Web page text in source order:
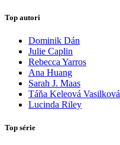
Top autori
Dominik Dán
Julie Caplin
Rebecca Yarros
Ana Huang
Sarah J. Maas
Táňa Keleová Vasilková
Lucinda Riley
Top série